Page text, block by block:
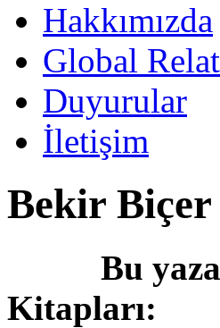
Hakkımızda
Global
Duyurular
İletişim
Bekir Biçer
Bu
Kitapları: